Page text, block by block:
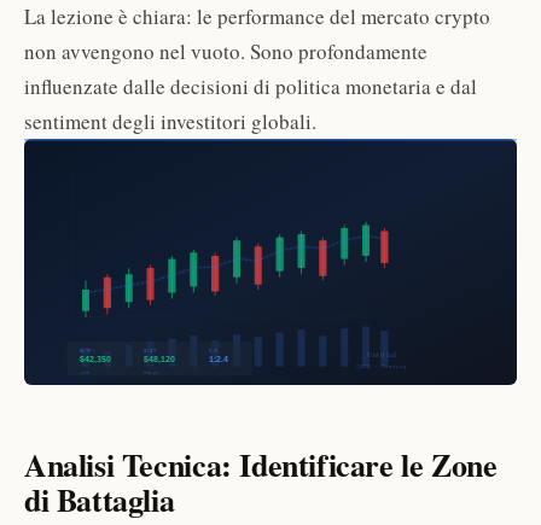
La lezione è chiara: le performance del mercato crypto
non avvengono nel vuoto. Sono profondamente
influenzate dalle decisioni di politica monetaria e dal
sentiment degli investitori globali.
Analisi Tecnica: Identificare le Zone
di Battaglia